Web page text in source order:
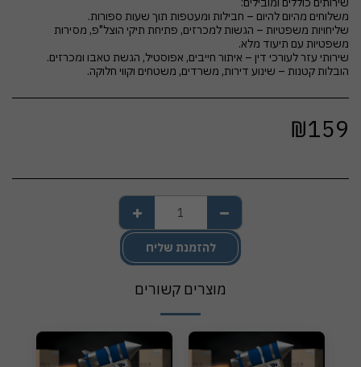
שליחויות משפטיות – הגשות למכרזים, פתיחת תיקי הוצל"פ, מסירות
הובלות קטנות – שינוע דירות, משרדים, משטחים וקווי חלוקה.
₪159
להזמנת שליח
מוצרים קשורים